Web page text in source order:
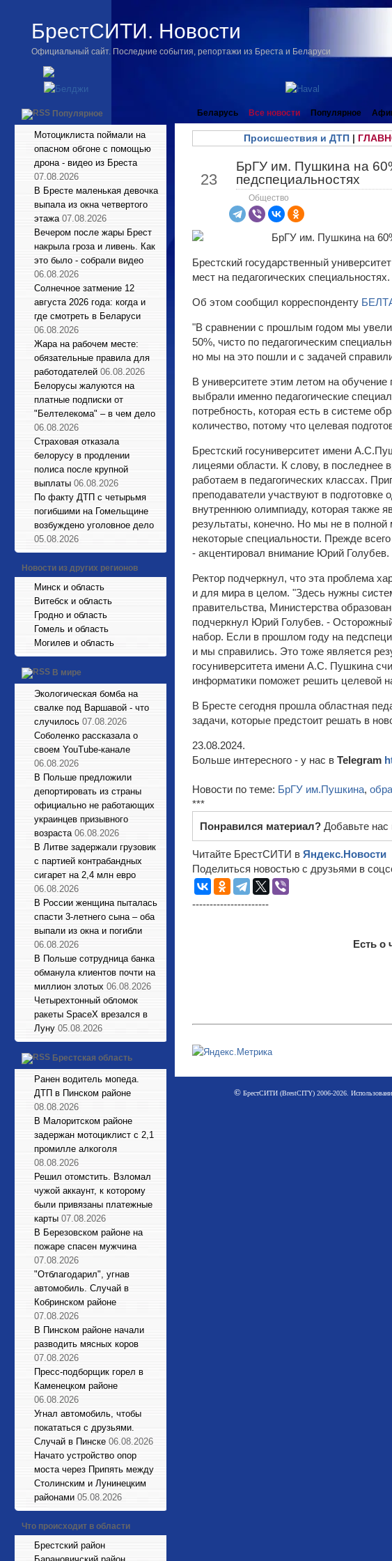
БрестСИТИ. Новости
Официальный сайт. Последние события, репортажи из Бреста и Беларуси
Популярное
Мотоциклиста поймали на
опасном обгоне с помощью
дрона - видео из Бреста
07.08.2026
В Бресте маленькая девочка
выпала из окна четвертого
этажа 07.08.2026
Вечером после жары Брест
накрыла гроза и ливень. Как
это было - собрали видео
06.08.2026
Солнечное затмение 12
августа 2026 года: когда и
где смотреть в Беларуси
06.08.2026
Жара на рабочем месте:
обязательные правила для
работодателей 06.08.2026
Белорусы жалуются на
платные подписки от
"Белтелекома" – в чем дело
06.08.2026
Страховая отказала
белорусу в продлении
полиса после крупной
выплаты 06.08.2026
По факту ДТП с четырьмя
погибшими на Гомельщине
возбуждено уголовное дело
05.08.2026
Новости из других регионов
Минск и область
Витебск и область
Гродно и область
Гомель и область
Могилев и область
В мире
Экологическая бомба на
свалке под Варшавой - что
случилось 07.08.2026
Соболенко рассказала о
своем YouTube-канале
06.08.2026
В Польше предложили
депортировать из страны
официально не работающих
украинцев призывного
возраста 06.08.2026
В Литве задержали грузовик
с партией контрабандных
сигарет на 2,4 млн евро
06.08.2026
В России женщина пыталась
спасти 3-летнего сына – оба
выпали из окна и погибли
06.08.2026
В Польше сотрудница банка
обманула клиентов почти на
миллион злотых 06.08.2026
Четырехтонный обломок
ракеты SpaceX врезался в
Луну 05.08.2026
Брестская область
Ранен водитель мопеда.
ДТП в Пинском районе
08.08.2026
В Малоритском районе
задержан мотоциклист с 2,1
промилле алкоголя
08.08.2026
Решил отомстить. Взломал
чужой аккаунт, к которому
были привязаны платежные
карты 07.08.2026
В Березовском районе на
пожаре спасен мужчина
07.08.2026
"Отблагодарил", угнав
автомобиль. Случай в
Кобринском районе
07.08.2026
В Пинском районе начали
разводить мясных коров
07.08.2026
Пресс-подборщик горел в
Каменецком районе
06.08.2026
Угнал автомобиль, чтобы
покататься с друзьями.
Случай в Пинске 06.08.2026
Начато устройство опор
моста через Припять между
Столинским и Лунинецким
районами 05.08.2026
Что происходит в области
Брестский район
Беларусь Все новости Популярное
Происшествия и ДТП|
23
БрГУ им. Пушкина на
педспециальностях
Общество
Брестский государственный
мест на педагогических специальностях.
Об этом сообщил корреспонденту
"В сравнении с прошлым годом мы
50%, чисто по педагогическим
но мы на это пошли и с задачей
В университете этим летом на
выбрали именно педагогические
потребность, которая есть в системе
количество, потому что целевая
Брестский госуниверситет имени
лицеями области. К слову, в последнее
работаем в педагогических классах.
преподаватели участвуют в
внутреннюю олимпиаду, которая также
результаты, конечно. Но мы не в
некоторые специальности. Прежде
- акцентировал внимание Юрий Голубев.
Ректор подчеркнул, что эта проблема
и для мира в целом. "Здесь нужны
правительства, Министерства
подчеркнул Юрий Голубев. -
набор. Если в прошлом году на
и мы справились. Это тоже является
госуниверситета имени А.С. Пушкина
информатики поможет решить целевой
В Бресте сегодня прошла областная
задачи, которые предстоит решать в
23.08.2024.
Больше интересного - у нас в Telegram
Новости по теме: БрГУ им.Пушкина,
***
Понравился материал? Добавьте
Читайте БрестСИТИ в Яндекс.Новости
Поделиться новостью с друзьями в
----------------------
Есть о
©БрестСИТИ (BrestCITY) 2006-2026.